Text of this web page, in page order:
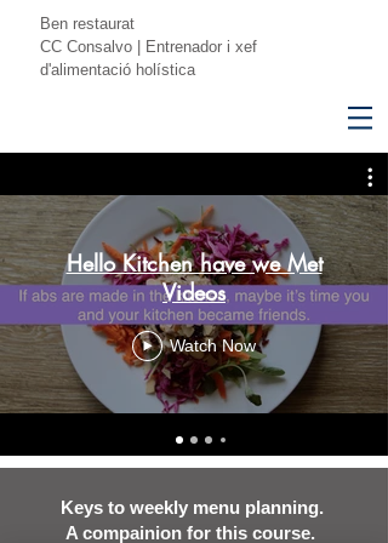
Ben restaurat
CC Consalvo | Entrenador i xef
d'alimentació holística
Hello Kitchen have we Met
Videos
Watch Now
Keys to weekly menu planning.
A compainion for this course.